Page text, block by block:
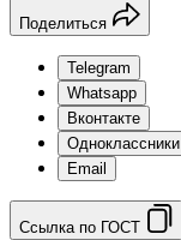
Поделиться
Telegram
Whatsapp
Вконтакте
Одноклассники
Email
Ссылка по ГОСТ